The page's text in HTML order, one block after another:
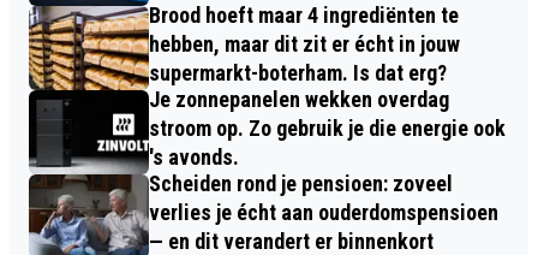
Brood hoeft maar 4 ingrediënten te
hebben, maar dit zit er écht in jouw
supermarkt-boterham. Is dat erg?
Je zonnepanelen wekken overdag
stroom op. Zo gebruik je die energie ook
's avonds.
Scheiden rond je pensioen: zoveel
verlies je écht aan ouderdomspensioen
— en dit verandert er binnenkort